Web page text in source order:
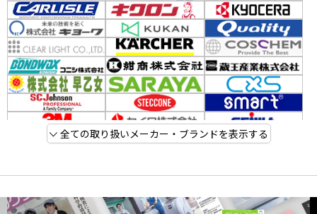
全ての取り扱いメーカー・ブランドを表示する